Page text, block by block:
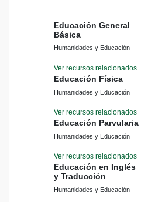
Educación General
Básica
Humanidades y Educación
Ver recursos relacionados
Educación Física
Humanidades y Educación
Ver recursos relacionados
Educación Parvularia
Humanidades y Educación
Ver recursos relacionados
Educación en Inglés
y Traducción
Humanidades y Educación